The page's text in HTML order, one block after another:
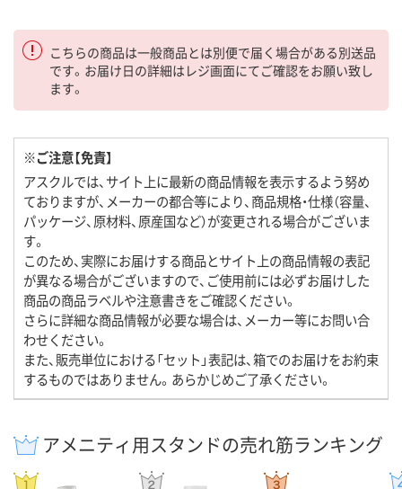
こちらの商品は一般商品とは別便で届く場合がある別送品
です。お届け日の詳細はレジ画面にてご確認をお願い致し
ます。
※ご注意【免責】
アスクルでは、サイト上に最新の商品情報を表示するよう努め
ておりますが、メーカーの都合等により、商品規格・仕様（容量、
パッケージ、原材料、原産国など）が変更される場合がございま
す。
このため、実際にお届けする商品とサイト上の商品情報の表記
が異なる場合がございますので、ご使用前には必ずお届けした
商品の商品ラベルや注意書きをご確認ください。
さらに詳細な商品情報が必要な場合は、メーカー等にお問い合
わせください。
また、販売単位における「セット」表記は、箱でのお届けをお約束
するものではありません。あらかじめご了承ください。
アメニティ用スタンドの売れ筋ランキング